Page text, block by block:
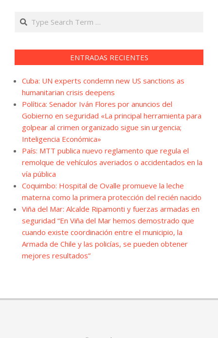
Search
ENTRADAS RECIENTES
Cuba: UN experts condemn new US sanctions as
humanitarian crisis deepens
Política: Senador Iván Flores por anuncios del
Gobierno en seguridad «La principal herramienta para
golpear al crimen organizado sigue sin urgencia;
Inteligencia Económica»
País: MTT publica nuevo reglamento que regula el
remolque de vehículos averiados o accidentados en la
vía pública
Coquimbo: Hospital de Ovalle promueve la leche
materna como la primera protección del recién nacido
Viña del Mar: Alcalde Ripamonti y fuerzas armadas en
seguridad “En Viña del Mar hemos demostrado que
cuando existe coordinación entre el municipio, la
Armada de Chile y las policías, se pueden obtener
mejores resultados”